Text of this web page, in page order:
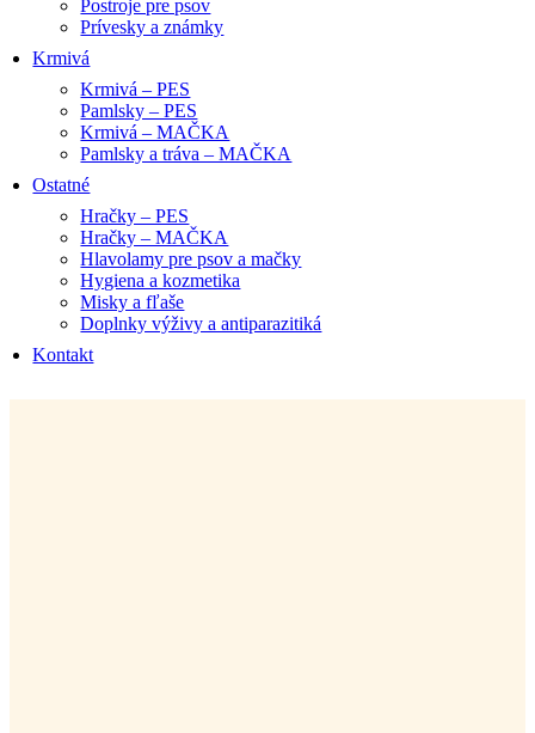
Postroje pre psov
Prívesky a známky
Krmivá
Krmivá – PES
Pamlsky – PES
Krmivá – MAČKA
Pamlsky a tráva – MAČKA
Ostatné
Hračky – PES
Hračky – MAČKA
Hlavolamy pre psov a mačky
Hygiena a kozmetika
Misky a fľaše
Doplnky výživy a antiparazitiká
Kontakt